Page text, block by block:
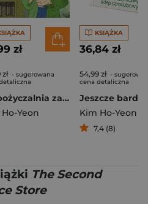
zł
- sugerowana
Wypożyczalnia zagubionych marzeń (barwione brzegi) - książka z autografem
Yeon
KSIĄŻKA
36,84 zł
54,99 zł -
cena detaliczna
Kim Ho-Yeon
7,4 (8)
The Second
Store